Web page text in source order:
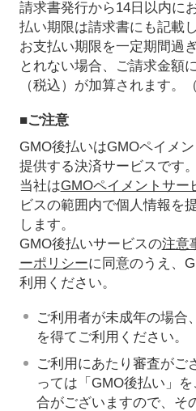
請求書発行から14日以内に
払い期限は請求書にも記載
お支払い期限を一定期間過
とれない場合、ご請求金額
（税込）が加算されます。
■ご注意
GMO後払いはGMOペイメ
提供する決済サービスです。
当社はGMOペイメントサー
ビスの範囲内で個人情報を
します。
GMO後払いサービスの注意
ーポリシーに同意のうえ、
利用ください。
ご利用者が未成年の場合
を得てご利用ください。
ご利用にあたり審査がご
っては「GMO後払い」
合がございますので、そ